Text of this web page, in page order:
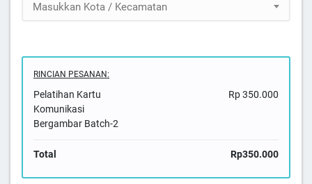
Masukkan Kota / Kecamatan
RINCIAN PESANAN:
Pelatihan Kartu
Komunikasi
Bergambar Batch-2
Rp 350.000
Total Rp350.000